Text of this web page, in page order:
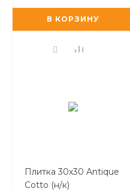
В КОРЗИНУ
Плитка 30х30 Antique
Cotto (н/к)